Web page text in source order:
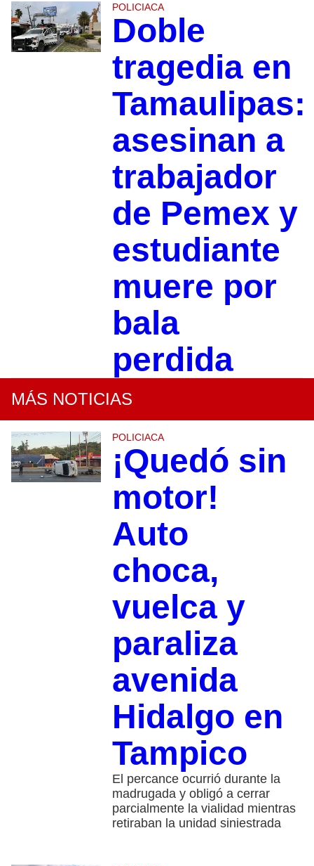
POLICIACA
Doble
tragedia en
Tamaulipas:
asesinan a
trabajador
de Pemex y
estudiante
muere por
bala
perdida
MÁS NOTICIAS
POLICIACA
¡Quedó sin
motor!
Auto
choca,
vuelca y
paraliza
avenida
Hidalgo en
Tampico
El percance ocurrió durante la
madrugada y obligó a cerrar
parcialmente la vialidad mientras
retiraban la unidad siniestrada